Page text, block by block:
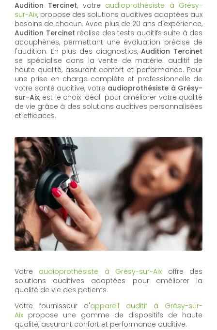
Audition Tercinet, votre audioprothésiste à Grésy-
sur-Aix, propose des solutions auditives adaptées aux
besoins de chacun. Avec plus de 20 ans d'expérience,
Audition Tercinet réalise des tests auditifs suite à des
acouphènes, permettant une évaluation précise de
l'audition. En plus des diagnostics,Audition Tercinet
se spécialise dans la vente de matériel auditif de
haute qualité, assurant confort et performance. Pour
une prise en charge complète et professionnelle de
votre santé auditive, votre audioprothésiste à Grésy-
sur-Aix, est le choix idéal pour améliorer votre qualité
de vie grâce à des solutions auditives personnalisées
et efficaces.
Votre audioprothésiste à Grésy-sur-Aix offre des
solutions auditives adaptées pour améliorer la
qualité de vie des patients.
Votre fournisseur d'appareil auditif à Grésy-sur-
Aix propose une gamme de dispositifs de haute
qualité, assurant confort et performance auditive.